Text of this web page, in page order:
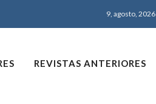
9, agosto, 2026
REVISTAS ANTERIORES